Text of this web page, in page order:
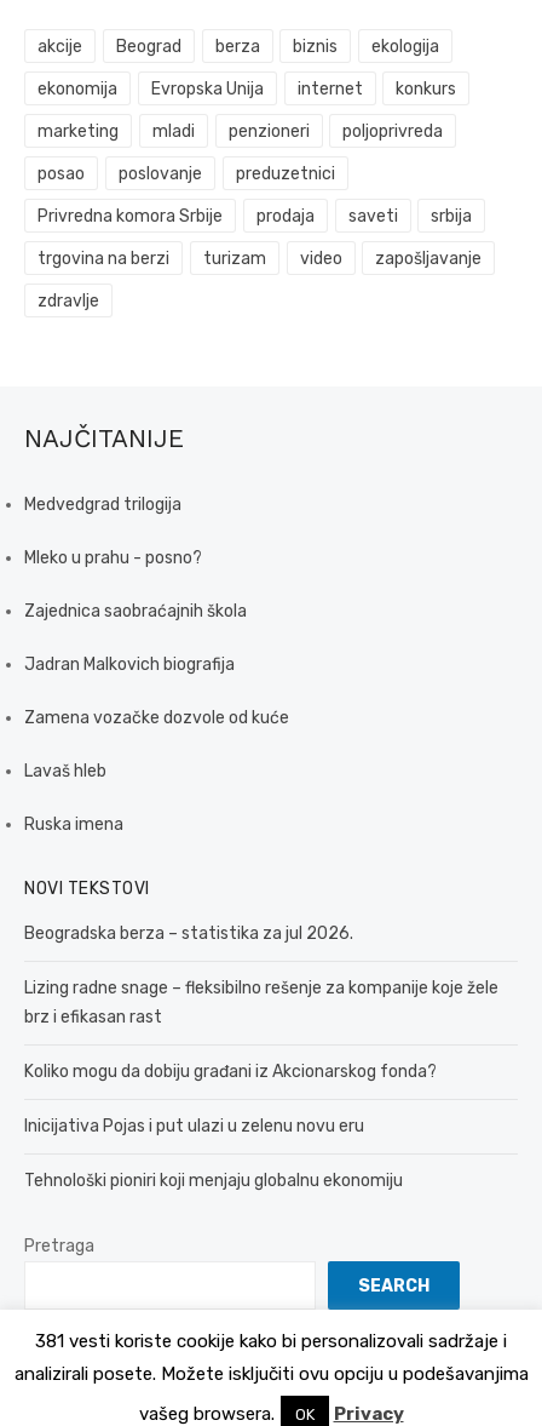
akcije Beograd berza biznis ekologija
ekonomija Evropska Unija internet konkurs
marketing mladi penzioneri poljoprivreda
posao poslovanje preduzetnici
Privredna komora Srbije prodaja saveti srbija
trgovina na berzi turizam video zapošljavanje
zdravlje
NAJČITANIJE
Medvedgrad trilogija
Mleko u prahu - posno?
Zajednica saobraćajnih škola
Jadran Malkovich biografija
Zamena vozačke dozvole od kuće
Lavaš hleb
Ruska imena
NOVI TEKSTOVI
Beogradska berza – statistika za jul 2026.
Lizing radne snage – fleksibilno rešenje za kompanije koje žele
brz i efikasan rast
Koliko mogu da dobiju građani iz Akcionarskog fonda?
Inicijativa Pojas i put ulazi u zelenu novu eru
Tehnološki pioniri koji menjaju globalnu ekonomiju
Pretraga
SEARCH
Politika Privatnosti
381 vesti koriste cookije kako bi personalizovali sadržaje i
analizirali posete. Možete isključiti ovu opciju u podešavanjima
vašeg browsera.
OK Privacy